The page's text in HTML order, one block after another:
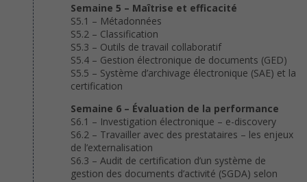
Semaine 5 – Maîtrise et efficacité
S5.1 – Métadonnées
S5.2 – Classification
S5.3 – Outils de travail collaboratif
S5.4 – Gestion électronique de documents (GED)
S5.5 – Système d’archivage électronique (SAE) et la
certification
Semaine 6 – Évaluation de la performance
S6.1 – Investigation électronique – e-discovery
S6.2 – Travailler avec des prestataires – les enjeux
de l’externalisation
S6.3 – Audit de certification d’un système de
gestion des documents d’activité (SGDA) selon